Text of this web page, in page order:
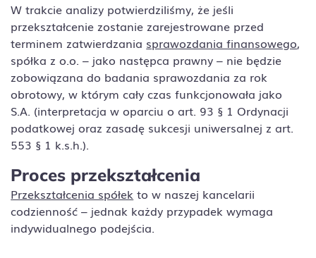
W trakcie analizy potwierdziliśmy, że jeśli
przekształcenie zostanie zarejestrowane przed
terminem zatwierdzania sprawozdania finansowego,
spółka z o.o. – jako następca prawny – nie będzie
zobowiązana do badania sprawozdania za rok
obrotowy, w którym cały czas funkcjonowała jako
S.A. (interpretacja w oparciu o art. 93 § 1 Ordynacji
podatkowej oraz zasadę sukcesji uniwersalnej z art.
553 § 1 k.s.h.).
Proces przekształcenia
Przekształcenia spółek to w naszej kancelarii
codzienność – jednak każdy przypadek wymaga
indywidualnego podejścia.